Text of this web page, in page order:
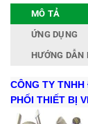
MÔ TẢ
ỨNG DỤNG
HƯỚNG
CÔNG TY
PHỐI THIẾT BỊ